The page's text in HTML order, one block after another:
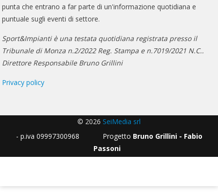
punta che entrano a far parte di un'informazione quotidiana e
puntuale sugli eventi di settore.
Sport&Impianti è una testata quotidiana registrata presso il
Tribunale di Monza n.2/2022 Reg. Stampa e n.7019/2021 N.C..
Direttore Responsabile Bruno Grillini
Privacy policy
© 2026 SeiMedia srl
- p.iva 09997300968 Progetto Bruno Grillini - Fabio
Passoni